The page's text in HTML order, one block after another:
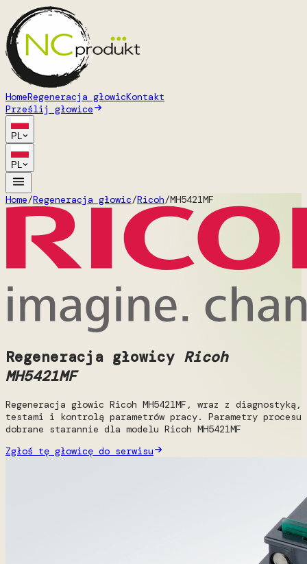
HomeRegeneracja głowicKontakt
Prześlij głowice
PL
PL
Home/Regeneracja głowic/Ricoh/MH5421MF
Regeneracja głowicy Ricoh
MH5421MF
Regeneracja głowic Ricoh MH5421MF, wraz z diagnostyką,
testami i kontrolą parametrów pracy. Parametry procesu
dobrane starannie dla modelu Ricoh MH5421MF
Zgłoś tę głowicę do serwisu